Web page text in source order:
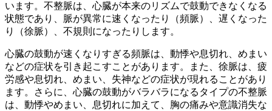
います。 不整脈は、心臓が本来のリズムで鼓動できなくなる
状態であり、脈が異常に速くなったり（頻脈）、遅くなった
り（徐脈）、不規則になったりします。
心臓の鼓動が速くなりすぎる頻脈は、動悸や息切れ、めまい
などの症状を引き起こすことがあります。また、徐脈は、疲
労感や息切れ、めまい、失神などの症状が現れることがあり
ます。さらに、心臓の鼓動がバラバラになるタイプの不整脈
は、動悸やめまい、息切れに加えて、胸の痛みや意識消失な